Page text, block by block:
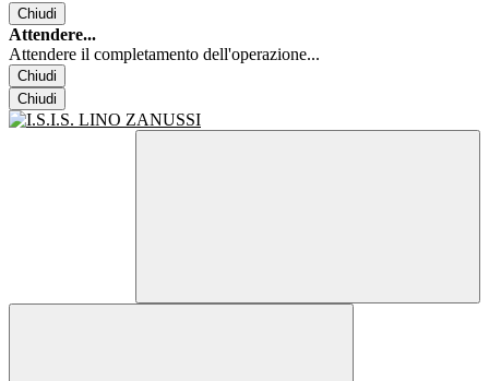
Chiudi
Attendere...
Attendere il completamento dell'operazione...
Chiudi
Chiudi